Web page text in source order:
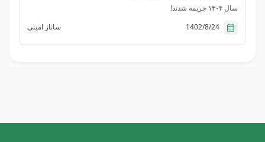
سهند تبریز
سلام خسته نباشین امروز سهند تبریز یه بار رفت
سال ۱۴۰۴ جریمه شدند!
ساناز امینی